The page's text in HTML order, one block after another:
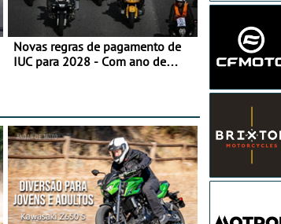
Novas regras de pagamento de
IUC para 2028 - Com ano de